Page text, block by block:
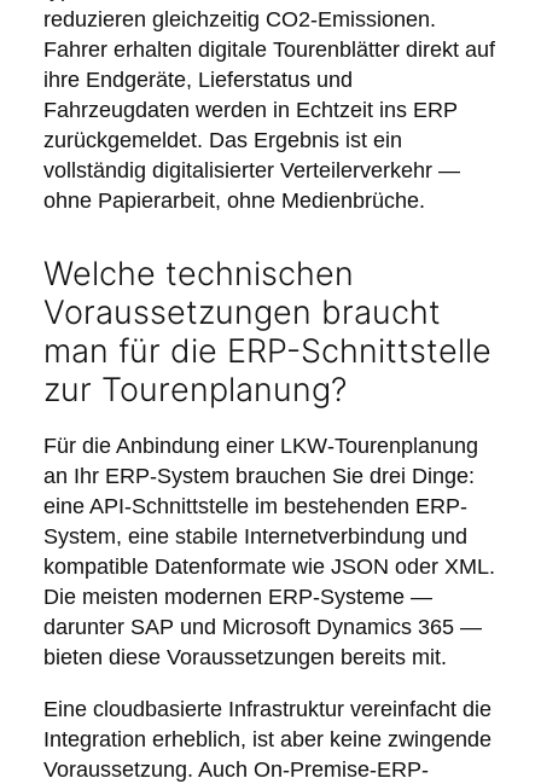
reduzieren gleichzeitig CO2-Emissionen.
Fahrer erhalten digitale Tourenblätter direkt auf
ihre Endgeräte, Lieferstatus und
Fahrzeugdaten werden in Echtzeit ins ERP
zurückgemeldet. Das Ergebnis ist ein
vollständig digitalisierter Verteilerverkehr —
ohne Papierarbeit, ohne Medienbrüche.
Welche technischen
Voraussetzungen braucht
man für die ERP-Schnittstelle
zur Tourenplanung?
Für die Anbindung einer LKW-Tourenplanung
an Ihr ERP-System brauchen Sie drei Dinge:
eine API-Schnittstelle im bestehenden ERP-
System, eine stabile Internetverbindung und
kompatible Datenformate wie JSON oder XML.
Die meisten modernen ERP-Systeme —
darunter SAP und Microsoft Dynamics 365 —
bieten diese Voraussetzungen bereits mit.
Eine cloudbasierte Infrastruktur vereinfacht die
Integration erheblich, ist aber keine zwingende
Voraussetzung. Auch On-Premise-ERP-